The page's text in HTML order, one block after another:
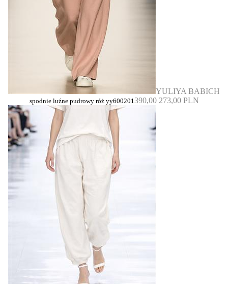
YULIYA BABICH
spodnie luźne pudrowy róż yy600201390,00 273,00 PLN